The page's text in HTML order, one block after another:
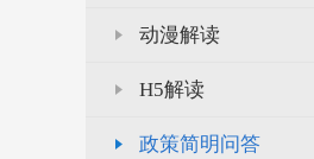
动漫解读
H5解读
政策简明问答